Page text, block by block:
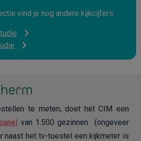
vind je nog andere kijkcijfers.
te meten, doet het CIM een
van 1.500 gezinnen (ongeveer
naast het tv-toestel een kijkmeter is